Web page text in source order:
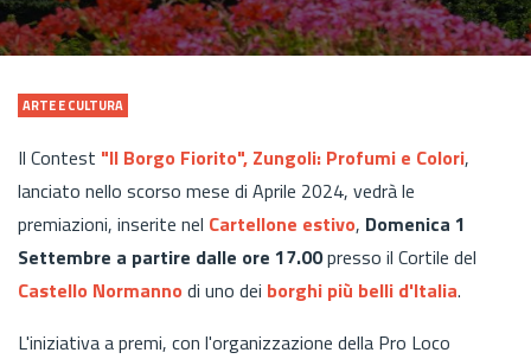
ARTE E CULTURA
Il Contest "Il Borgo Fiorito", Zungoli: Profumi e Colori,
lanciato nello scorso mese di Aprile 2024, vedrà le
premiazioni, inserite nel Cartellone estivo, Domenica 1
Settembre a partire dalle ore 17.00presso il Cortile del
Castello Normanno di uno dei borghi più belli d'Italia.
L'iniziativa a premi, con l'organizzazione della Pro Loco